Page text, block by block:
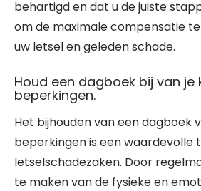
behartigd en dat u de juiste
om de maximale compensatie
uw letsel en geleden schade.
Houd een dagboek bij van je
beperkingen.
Het bijhouden van een dagboek
beperkingen is een waardevolle
letselschadezaken. Door
te maken van de fysieke en